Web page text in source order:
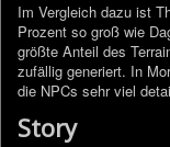
Im Vergleich dazu ist
Prozent so groß wie
größte Anteil des
zufällig generiert. In
die NPCs sehr viel
Story